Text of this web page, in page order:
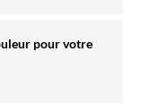
pour votre